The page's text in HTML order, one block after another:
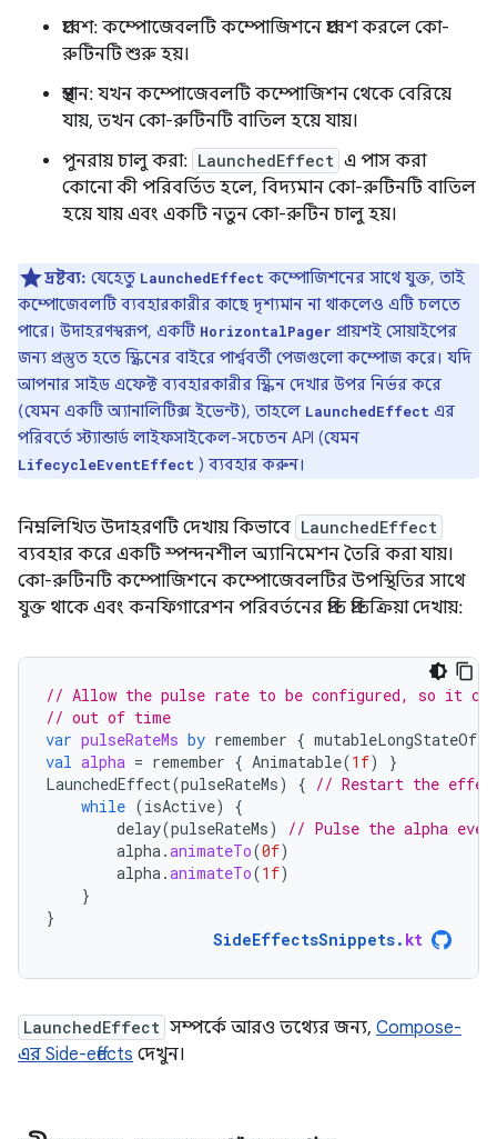
প্রবেশ: কম্পোজেবলটি কম্পোজিশনে প্রবেশ করলে কো-
রুটিনটি শুরু হয়।
প্রস্থান: যখন কম্পোজেবলটি কম্পোজিশন থেকে বেরিয়ে
যায়, তখন কো-রুটিনটি বাতিল হয়ে যায়।
পুনরায় চালু করা: LaunchedEffect এ পাস করা
কোনো কী পরিবর্তিত হলে, বিদ্যমান কো-রুটিনটি বাতিল
হয়ে যায় এবং একটি নতুন কো-রুটিন চালু হয়।
দ্রষ্টব্য: যেহেতু LaunchedEffect কম্পোজিশনের সাথে যুক্ত, তাই
কম্পোজেবলটি ব্যবহারকারীর কাছে দৃশ্যমান না থাকলেও এটি চলতে
পারে। উদাহরণস্বরূপ, একটি HorizontalPager প্রায়শই সোয়াইপের
জন্য প্রস্তুত হতে স্ক্রিনের বাইরে পার্শ্ববর্তী পেজগুলো কম্পোজ করে। যদি
আপনার সাইড এফেক্ট ব্যবহারকারীর স্ক্রিন দেখার উপর নির্ভর করে
(যেমন একটি অ্যানালিটিক্স ইভেন্ট), তাহলে LaunchedEffect এর
পরিবর্তে স্ট্যান্ডার্ড লাইফসাইকেল-সচেতন API (যেমন
LifecycleEventEffect ) ব্যবহার করুন।
নিম্নলিখিত উদাহরণটি দেখায় কিভাবে LaunchedEffect
ব্যবহার করে একটি স্পন্দনশীল অ্যানিমেশন তৈরি করা যায়।
কো-রুটিনটি কম্পোজিশনে কম্পোজেবলটির উপস্থিতির সাথে
যুক্ত থাকে এবং কনফিগারেশন পরিবর্তনের প্রতি প্রতিক্রিয়া দেখায়:
// Allow the pulse rate to be configured, so it
// out of time
var pulseRateMs by remember { mutableLongStateOf
val alpha = remember { Animatable(1f)
}
LaunchedEffect(pulseRateMs) { // Restart the effect
while (isActive)
{
delay(pulseRateMs)
// Pulse the alpha
alpha.animateTo(0f)
alpha.animateTo(1f)
}
}
SideEffectsSnippets. kt
LaunchedEffect সম্পর্কে আরও তথ্যের জন্য, Compose-
এর Side-effects দেখুন।